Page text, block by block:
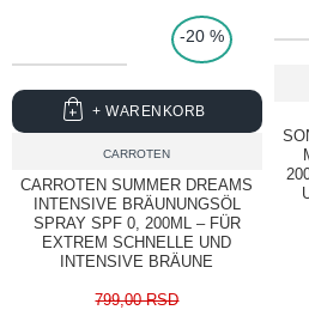
-20 %
CARROTEN
CARROTEN SUMMER DREAMS
INTENSIVE BRÄUNUNGSÖL
SPRAY SPF 0, 200ML – FÜR
EXTREM SCHNELLE UND
INTENSIVE BRÄUNE
799,00 RSD
+ WARENKORB